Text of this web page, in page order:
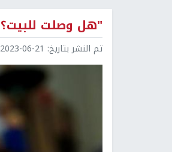
"هل وصلت
تم النشر بتاريخ: 2023-06-21 09:26